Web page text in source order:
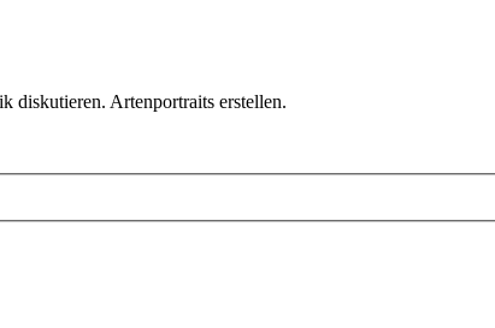
diskutieren. Artenportraits erstellen.